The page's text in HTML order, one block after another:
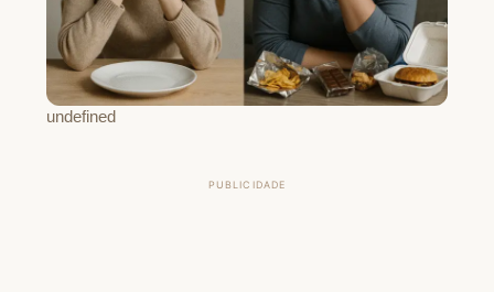
undefined
PUBLICIDADE